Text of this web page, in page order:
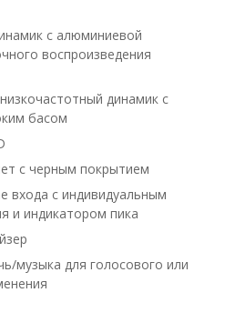
с алюминиевой
воспроизведения
динамик с
басом
с черным покрытием
входа с индивидуальным
и индикатором пика
музыка для голосового или